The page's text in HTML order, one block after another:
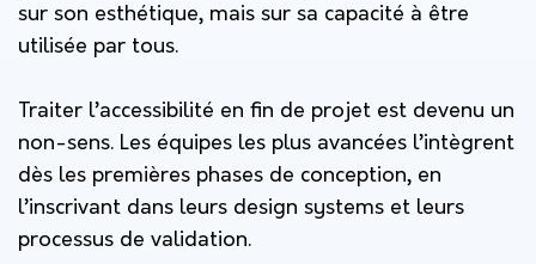
sur son esthétique, mais sur sa capacité à être
utilisée par tous.
Traiter l’accessibilité en fin de projet est devenu un
non-sens. Les équipes les plus avancées l’intègrent
dès les premières phases de conception, en
l’inscrivant dans leurs design systems et leurs
processus de validation.